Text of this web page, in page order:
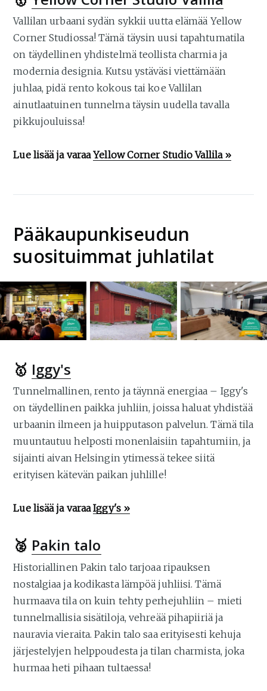
Vallilan urbaani sydän sykkii uutta elämää Yellow
Corner Studiossa! Tämä täysin uusi tapahtumatila
on täydellinen yhdistelmä teollista charmia ja
modernia designia. Kutsu ystäväsi viettämään
juhlaa, pidä rento kokous tai koe Vallilan
ainutlaatuinen tunnelma täysin uudella tavalla
pikkujouluissa!
Lue lisää ja varaaYellow Corner Studio Vallila »
Pääkaupunkiseudun
suosituimmat juhlatilat
🥇 Iggy's
Tunnelmallinen, rento ja täynnä energiaa – Iggy's
on täydellinen paikka juhliin, joissa haluat yhdistää
urbaanin ilmeen ja huipputason palvelun. Tämä tila
muuntautuu helposti monenlaisiin tapahtumiin, ja
sijainti aivan Helsingin ytimessä tekee siitä
erityisen kätevän paikan juhlille!
Lue lisää ja varaaIggy's »
🥈 Pakin talo
Historiallinen Pakin talo tarjoaa ripauksen
nostalgiaa ja kodikasta lämpöä juhliisi. Tämä
hurmaava tila on kuin tehty perhejuhliin – mieti
tunnelmallisia sisätiloja, vehreää pihapiiriä ja
nauravia vieraita. Pakin talo saa erityisesti kehuja
järjestelyjen helppoudesta ja tilan charmista, joka
hurmaa heti pihaan tultaessa!